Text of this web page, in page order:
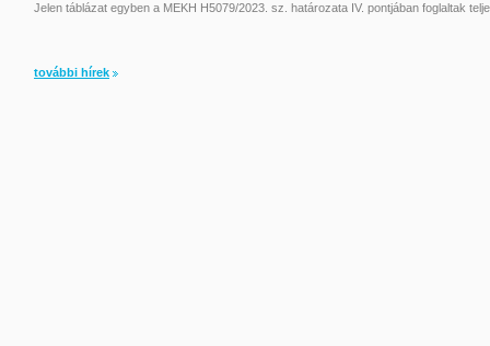
Jelen táblázat egyben a MEKH H5079/2023. sz. határozata IV. pontjában foglaltak
további hírek